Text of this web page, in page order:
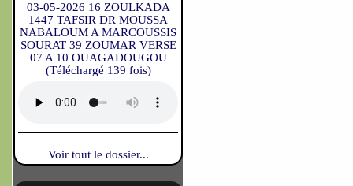
03-05-2026 16 ZOULKADA
1447 TAFSIR DR MOUSSA
NABALOUM A MARCOUSSIS
SOURAT 39 ZOUMAR VERSE
07 A 10 OUAGADOUGOU
(Téléchargé 139 fois)
Voir tout le dossier...